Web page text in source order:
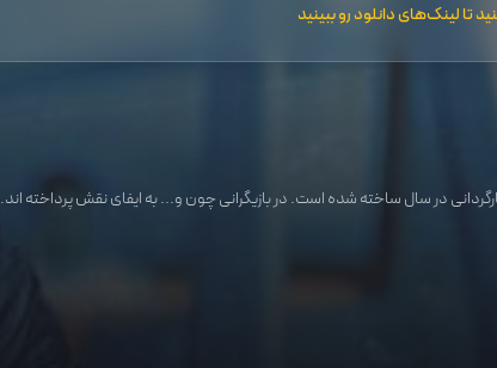
تا لینک‌های دانلود رو ببینید
در سال ساخته شده است. در بازیگرانی چون و... به ایفای نقش پرداخته اند.